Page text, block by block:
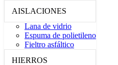
AISLACIONES
Lana de vidrio
Espuma de polietileno
Fieltro asfáltico
HIERROS